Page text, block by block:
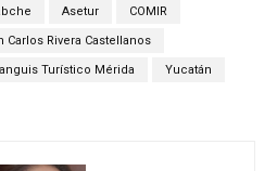
Asetur COMIR
Carlos Rivera Castellanos
Turístico Mérida Yucatán